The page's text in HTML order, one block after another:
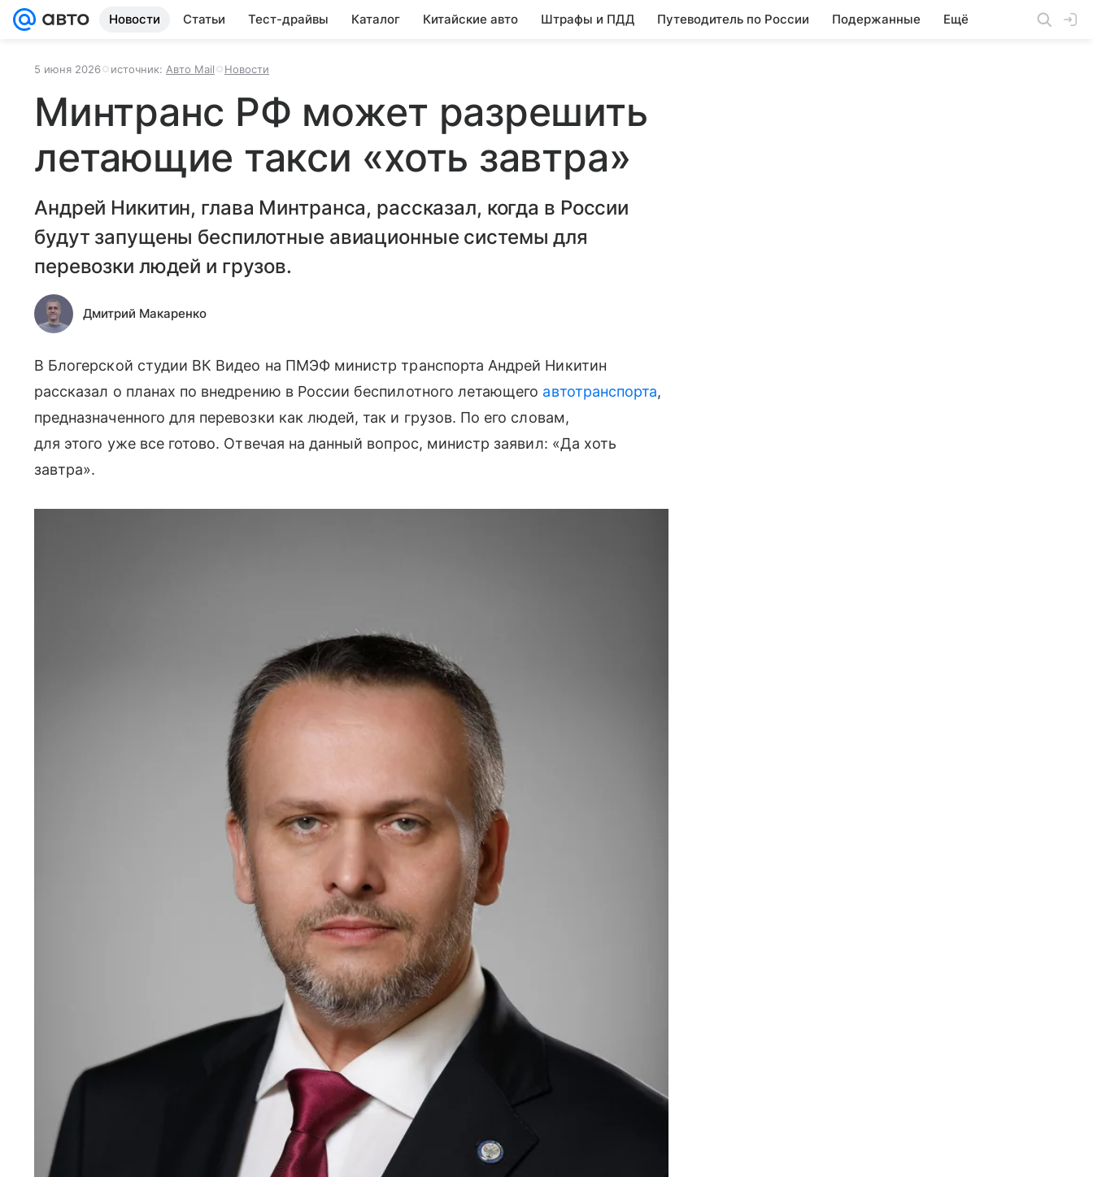
Новости Статьи Тест-драйвы Каталог Китайские авто Штрафы и ПДД Путеводитель по России Подержанные Ещё
5 июня 2026 источник: Авто Mail Новости
Минтранс РФ может разрешить
летающие такси «хоть завтра»
Андрей Никитин, глава Минтранса, рассказал, когда в России
будут запущены беспилотные авиационные системы для
перевозки людей и грузов.
Дмитрий Макаренко
В Блогерской студии ВК Видео на ПМЭФ министр транспорта Андрей Никитин
рассказал о планах по внедрению в России беспилотного летающего автотранспорта,
предназначенного для перевозки как людей, так и грузов. По его словам,
для этого уже все готово. Отвечая на данный вопрос, министр заявил: «Да хоть
завтра».